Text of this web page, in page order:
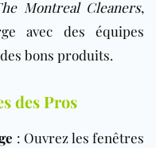
Montreal Cleaners,
avec des équipes
bons produits.
des Pros
: Ouvrez les fenêtres